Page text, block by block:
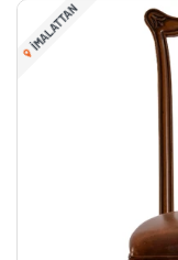
IMALATTAN